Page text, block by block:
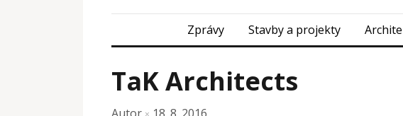
Zprávy Stavby a projekty
TaK Architects